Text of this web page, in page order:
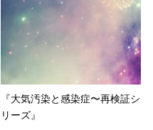
『大気汚染と感染症〜再検証シ
リーズ』